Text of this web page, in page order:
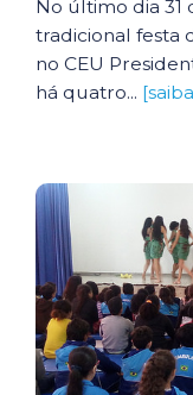
No último dia
tradicional festa
no CEU
há quatro...